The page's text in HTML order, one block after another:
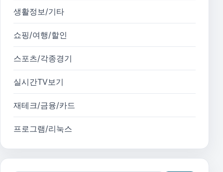
생활정보/기타
쇼핑/여행/할인
스포츠/각종경기
실시간TV보기
재테크/금융/카드
프로그램/리눅스